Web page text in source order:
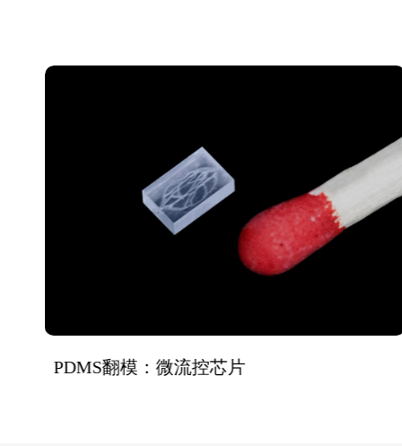
PDMS翻模：微流控芯片